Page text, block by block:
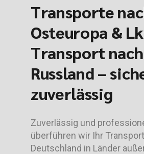
Transporte
Osteuropa &
Transport nach
Russland –
zuverlässig
Zuverlässig und
überführen wir Ihr
Deutschland in Länder